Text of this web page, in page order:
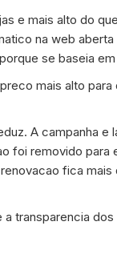
e mais alto do
na web
se baseia
mais alto
A campanha e
removido para
fica
a transparencia